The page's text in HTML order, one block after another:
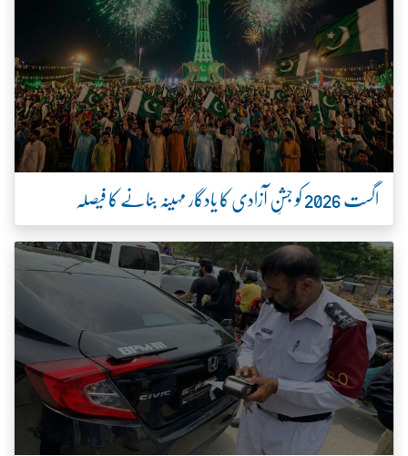
اگست 2026 کو جشنِ آزادی کا یادگار مہینہ بنانے کا فیصلہ